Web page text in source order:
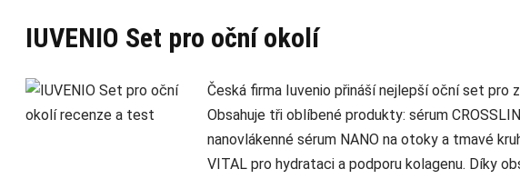
IUVENIO Set pro oční okolí
Česká firma Iuvenio přináší nejlepší oční set pro
Obsahuje tři oblíbené produkty: sérum
nanovlákenné sérum NANO na otoky a tmavé
VITAL pro hydrataci a podporu kolagenu. Díky